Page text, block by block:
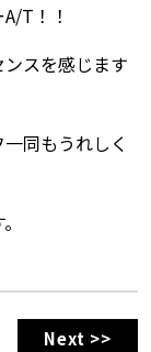
T！！
スを感じます
同もうれしく
Next >>